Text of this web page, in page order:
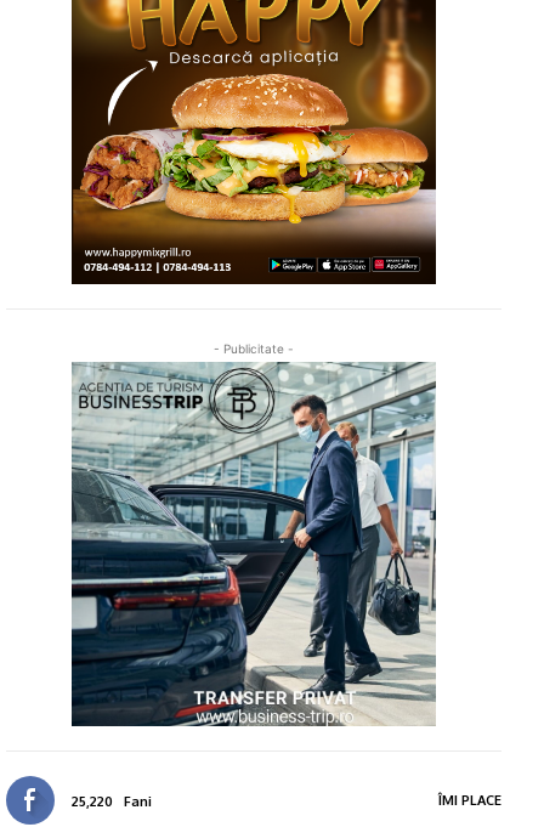
- Publicitate -
25,220 Fani ÎMI PLACE